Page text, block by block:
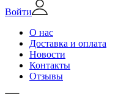
Войти
О нас
Доставка и оплата
Новости
Контакты
Отзывы